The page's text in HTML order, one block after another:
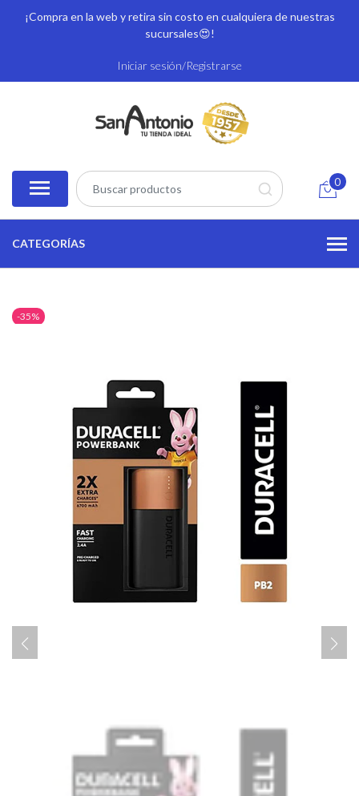
¡Compra en la web y retira sin costo en cualquiera de nuestras
sucursales😍!
Iniciar sesión/Registrarse
0
CATEGORÍAS
-35%